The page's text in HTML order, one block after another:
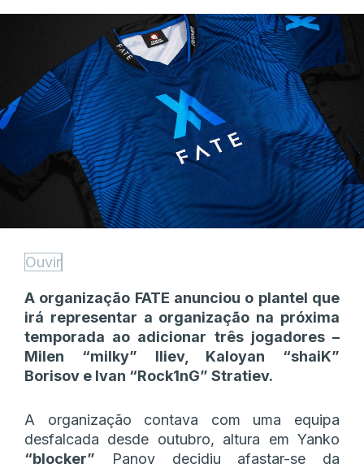
Ouvir
A organização FATE anunciou o plantel que
irá representar a organização na próxima
temporada ao adicionar três jogadores –
Milen “⁠milky⁠” Iliev, Kaloyan “⁠shaiK⁠”
Borisov e Ivan “⁠Rock1nG⁠” Stratiev.
A organização contava com uma equipa
desfalcada desde outubro, altura em Yanko
“⁠blocker⁠” Panov decidiu afastar-se da